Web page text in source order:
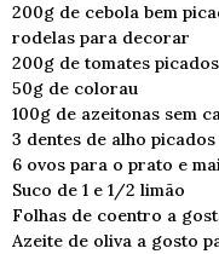
200g de cebola bem
rodelas para decorar
200g de tomates picados
50g de colorau
100g de azeitonas sem
3 dentes de alho picados
6 ovos para o prato e
Suco de 1 e 1/2 limão
Folhas de coentro a
Azeite de oliva a gosto